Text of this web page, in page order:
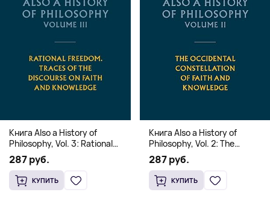
Книга Also a History of
Philosophy, Vol. 3: Rational
Freedom. Traces of the
Discourse on Faith and
Knowledge (Твердый
переплет)
287 руб.
КУПИТЬ
Книга Also a History of
Philosophy, Vol. 2: The
Occidental Constellation of
Faith and Knowledge
(Твердый переплет)
287 руб.
КУПИТЬ